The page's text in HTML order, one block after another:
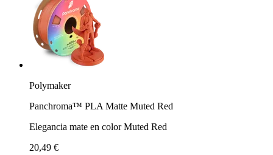
Polymaker
Panchroma™ PLA Matte Muted Red
Elegancia mate en color Muted Red
20,49 €